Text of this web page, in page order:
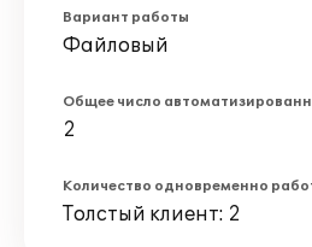
Вариант работы
Файловый
Общее число
2
Количество одновременно
Толстый клиент: 2